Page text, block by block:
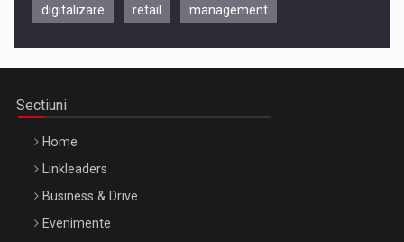
Be Inspired. Make it Happen!, CLUJ, 9 Decembrie
digitalizare retail management
Sectiuni
Home
Linkleaders
Business & Drive
Evenimente